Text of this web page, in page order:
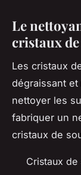
Le
cristaux
Les cristaux
dégraissant
nettoyer les
fabriquer un
cristaux de
Cristaux